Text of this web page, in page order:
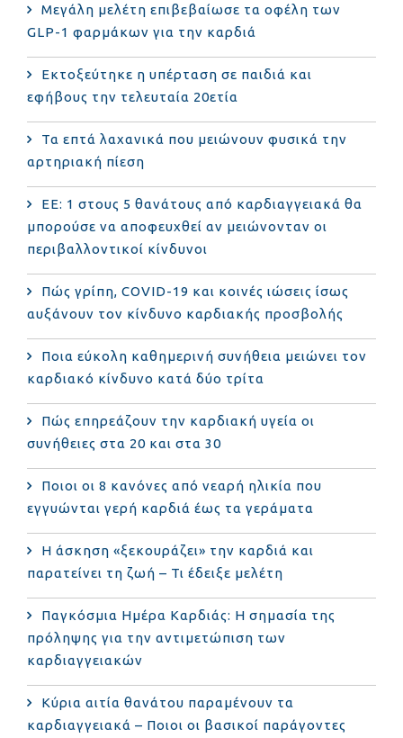
Μεγάλη μελέτη επιβεβαίωσε τα οφέλη των
GLP-1 φαρμάκων για την καρδιά
Εκτοξεύτηκε η υπέρταση σε παιδιά και
εφήβους την τελευταία 20ετία
Τα επτά λαχανικά που μειώνουν φυσικά την
αρτηριακή πίεση
ΕΕ: 1 στους 5 θανάτους από καρδιαγγειακά θα
μπορούσε να αποφευχθεί αν μειώνονταν οι
περιβαλλοντικοί κίνδυνοι
Πώς γρίπη, COVID-19 και κοινές ιώσεις ίσως
αυξάνουν τον κίνδυνο καρδιακής προσβολής
Ποια εύκολη καθημερινή συνήθεια μειώνει τον
καρδιακό κίνδυνο κατά δύο τρίτα
Πώς επηρεάζουν την καρδιακή υγεία οι
συνήθειες στα 20 και στα 30
Ποιοι οι 8 κανόνες από νεαρή ηλικία που
εγγυώνται γερή καρδιά έως τα γεράματα
Η άσκηση «ξεκουράζει» την καρδιά και
παρατείνει τη ζωή – Τι έδειξε μελέτη
Παγκόσμια Ημέρα Καρδιάς: Η σημασία της
πρόληψης για την αντιμετώπιση των
καρδιαγγειακών
Κύρια αιτία θανάτου παραμένουν τα
καρδιαγγειακά – Ποιοι οι βασικοί παράγοντες